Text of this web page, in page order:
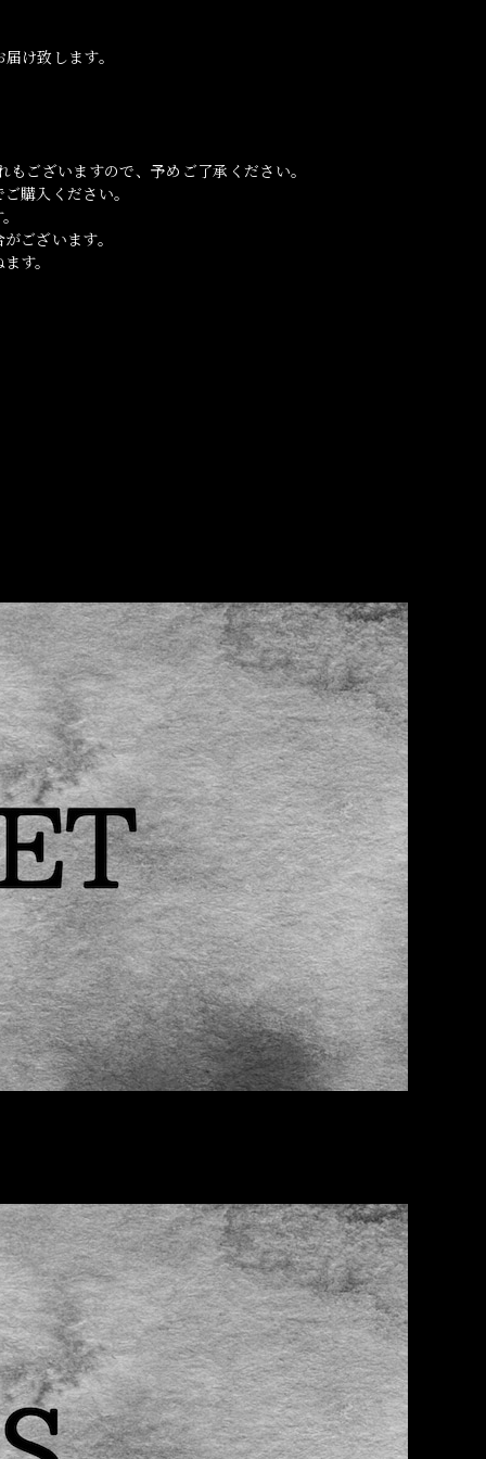
け致します。
ございますので、予めご了承ください。
購入ください。
ございます。
す。